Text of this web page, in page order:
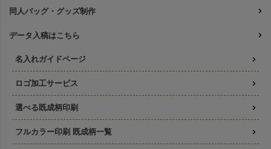
同人バッグ・グッズ制作
データ入稿はこちら
名入れガイドページ
ロゴ加工サービス
選べる既成柄印刷
フルカラー印刷 既成柄一覧